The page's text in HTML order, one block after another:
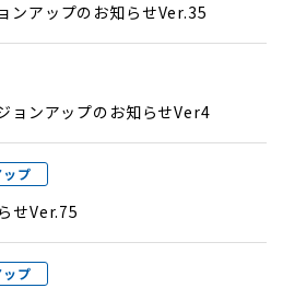
ンアップのお知らせVer.35
ョンアップのお知らせVer4
ップ
せVer.75
ップ